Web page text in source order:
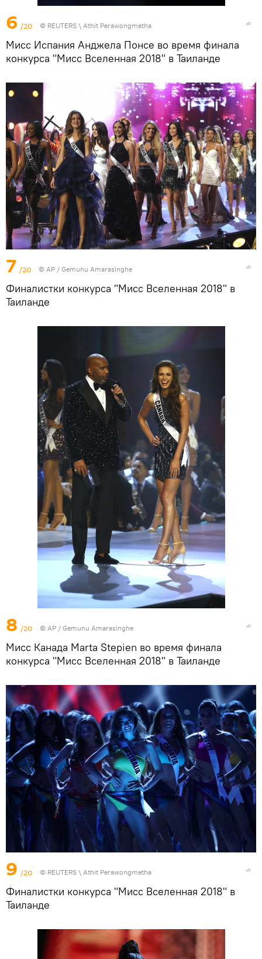
6 /20 © REUTERS \ Athit Perawongmetha
Мисс Испания Анджела Понсе во время финала
конкурса "Мисс Вселенная 2018" в Таиланде
7 /20 © AP / Gemunu Amarasinghe
Финалистки конкурса "Мисс Вселенная 2018" в
Таиланде
8 /20 © AP / Gemunu Amarasinghe
Мисс Канада Marta Stepien во время финала
конкурса "Мисс Вселенная 2018" в Таиланде
9 /20 © REUTERS \ Athit Perawongmetha
Финалистки конкурса "Мисс Вселенная 2018" в
Таиланде